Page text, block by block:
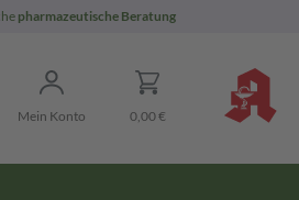
pharmazeutische Beratung
Mein Konto 0,00 €